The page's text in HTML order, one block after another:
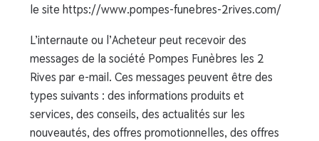
le site https://www.pompes-funebres-2rives.com/
L’internaute ou l’Acheteur peut recevoir des
messages de la société Pompes Funèbres les 2
Rives par e-mail. Ces messages peuvent être des
types suivants : des informations produits et
services, des conseils, des actualités sur les
nouveautés, des offres promotionnelles, des offres